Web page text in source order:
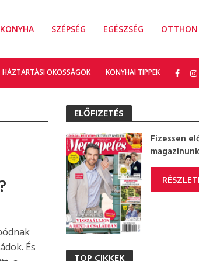
KONYHA SZÉPSÉG EGÉSZSÉG OTTHON
HÁZTARTÁSI OKOSSÁGOK KONYHAI TIPPEK
És
ELŐFIZETÉS
Fizessen